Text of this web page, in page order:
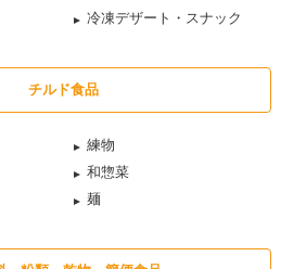
冷凍デザート・スナック
チルド食品
練物
和惣菜
麺